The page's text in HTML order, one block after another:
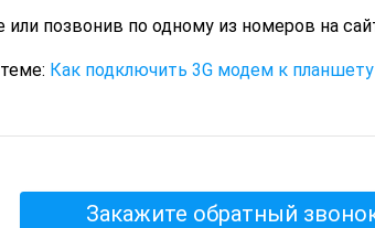
позвонив по одному из номеров на
Как подключить 3G модем к планшету
Закажите обратный